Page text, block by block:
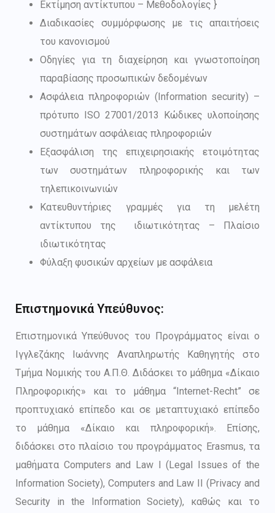
Εκτίμηση αντίκτυπου – Μεθοδολογίες }
Διαδικασίες συμμόρφωσης με τις απαιτήσεις
του κανονισμού
Οδηγίες για τη διαχείρηση και γνωστοποίηση
παραβίασης προσωπικών δεδομένων
Ασφάλεια πληροφοριών (Information security) –
πρότυπο ISO 27001/2013 Κώδικες υλοποίησης
συστημάτων ασφάλειας πληροφοριών
Εξασφάλιση της επιχειρησιακής ετοιμότητας
των συστημάτων πληροφορικής και των
τηλεπικοινωνιών
Κατευθυντήριες γραμμές για τη μελέτη
αντίκτυπου της ιδιωτικότητας – Πλαίσιο
ιδιωτικότητας
Φύλαξη φυσικών αρχείων με ασφάλεια
Επιστημονικά Υπεύθυνος:
Επιστημονικά Υπεύθυνος του Προγράμματος είναι ο
Ιγγλεζάκης Ιωάννης Αναπληρωτής Καθηγητής στο
Τµήµα Νοµικής του Α.Π.Θ. Διδάσκει το μάθημα «Δίκαιο
Πληροφορικής» και το μάθημα “Internet-Recht” σε
προπτυχιακό επίπεδο και σε µεταπτυχιακό επίπεδο
το μάθημα «Δίκαιο και πληροφορική». Επίσης,
διδάσκει στο πλαίσιο του προγράμματος Εrasmus, τα
μαθήματα Computers and Law I (Legal Issues of the
Information Society), Computers and Law II (Privacy and
Security in the Information Society), καθώς και το